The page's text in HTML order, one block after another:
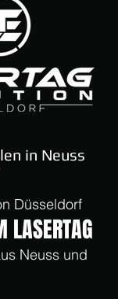
in Neuss
Düsseldorf
LASERTAG
Neuss und